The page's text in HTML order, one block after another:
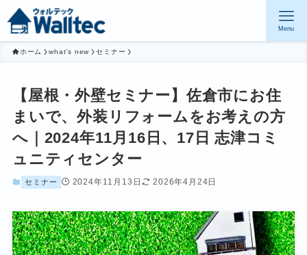
Menu
ホーム what’s new セミナー
【屋根・外壁セミナー】佐倉市にお住
まいで、外装リフォームをお考えの方
へ｜2024年11月16日、17日 志津コミ
ュニティセンター
セミナー 2024年11月13日 2026年4月24日